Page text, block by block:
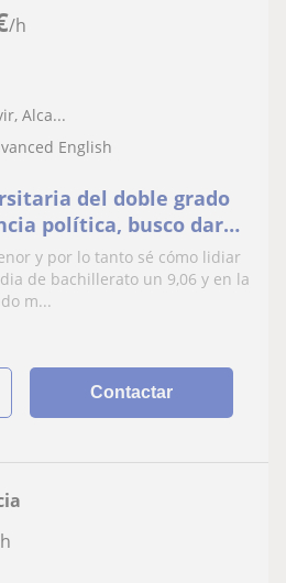
/h
Alca...
English
del doble grado
política, busco dar
financiarme los
y por lo tanto sé cómo lidiar
de bachillerato un 9,06 y en la
m...
Contactar